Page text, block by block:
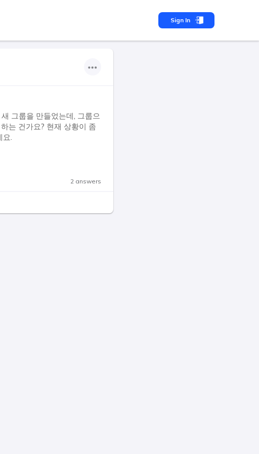
Sign In
그룹을 만들었는데, 그룹으
는 건가요? 현재 상황이 좀
요.
2 answers